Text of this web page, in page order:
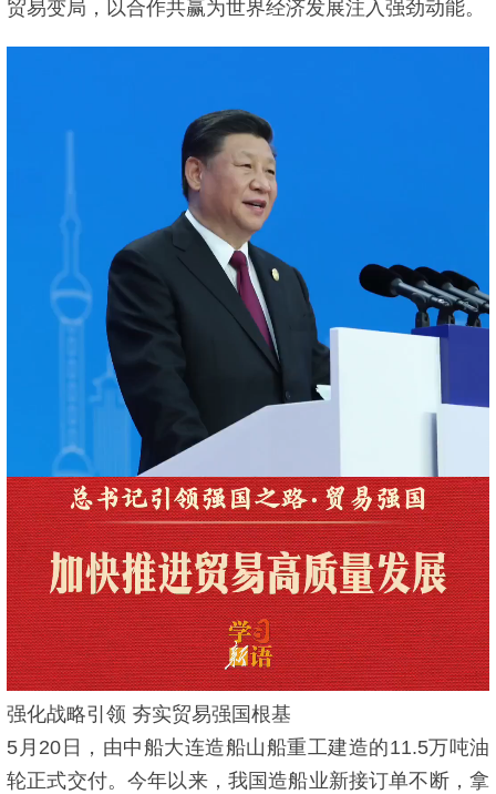
贸易变局，以合作共赢为世界经济发展注入强劲动能。
强化战略引领 夯实贸易强国根基
5月20日，由中船大连造船山船重工建造的11.5万吨油
轮正式交付。今年以来，我国造船业新接订单不断，拿